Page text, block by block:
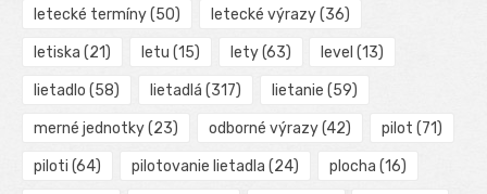
letecké termíny(50) letecké výrazy(36)
letiska (21) letu (15) lety(63) level (13)
lietadlo (58) lietadlá (317) lietanie (59)
merné jednotky(23) odborné výrazy(42) pilot (71)
piloti (64) pilotovanie lietadla (24) plocha (16)